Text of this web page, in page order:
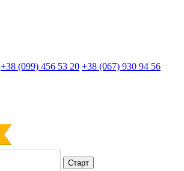
+38 (099) 456 53 20 +38 (067) 930 94 56